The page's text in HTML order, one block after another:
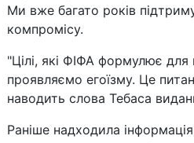
Ми вже багато років
компромісу.
"Цілі, які ФІФА формулює
проявляємо егоїзму. Це
наводить слова Тебаса
Раніше надходила